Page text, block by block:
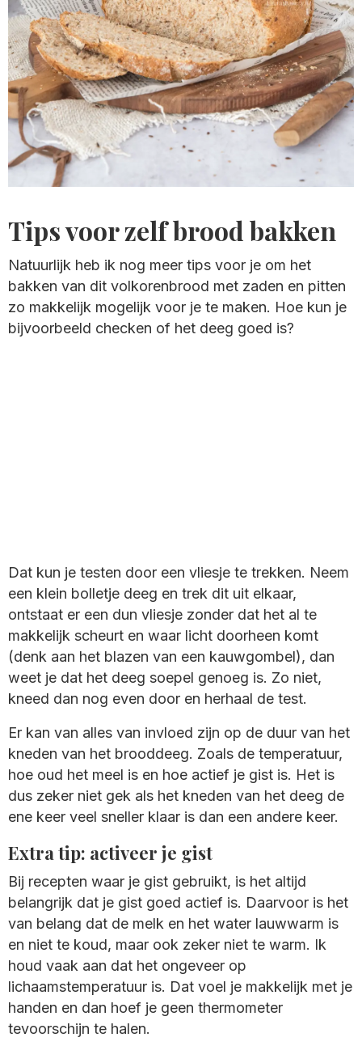
Tips voor zelf brood bakken
Natuurlijk heb ik nog meer tips voor je om het
bakken van dit volkorenbrood met zaden en pitten
zo makkelijk mogelijk voor je te maken. Hoe kun je
bijvoorbeeld checken of het deeg goed is?
Dat kun je testen door een vliesje te trekken. Neem
een klein bolletje deeg en trek dit uit elkaar,
ontstaat er een dun vliesje zonder dat het al te
makkelijk scheurt en waar licht doorheen komt
(denk aan het blazen van een kauwgombel), dan
weet je dat het deeg soepel genoeg is. Zo niet,
kneed dan nog even door en herhaal de test.
Er kan van alles van invloed zijn op de duur van het
kneden van het brooddeeg. Zoals de temperatuur,
hoe oud het meel is en hoe actief je gist is. Het is
dus zeker niet gek als het kneden van het deeg de
ene keer veel sneller klaar is dan een andere keer.
Extra tip: activeer je gist
Bij recepten waar je gist gebruikt, is het altijd
belangrijk dat je gist goed actief is. Daarvoor is het
van belang dat de melk en het water lauwwarm is
en niet te koud, maar ook zeker niet te warm. Ik
houd vaak aan dat het ongeveer op
lichaamstemperatuur is. Dat voel je makkelijk met je
handen en dan hoef je geen thermometer
tevoorschijn te halen.